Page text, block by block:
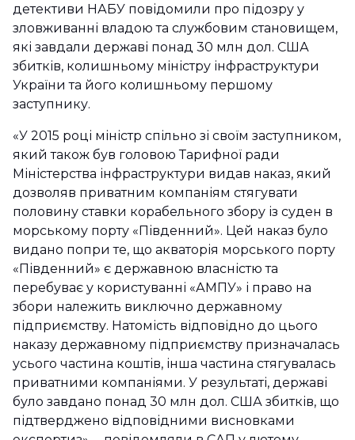
детективи НАБУ повідомили про підозру у
зловживанні владою та службовим становищем,
які завдали державі понад 30 млн дол. США
збитків, колишньому міністру інфраструктури
України та його колишньому першому
заступнику.
«У 2015 році міністр спільно зі своїм заступником,
який також був головою Тарифної ради
Міністерства інфраструктури видав наказ, який
дозволяв приватним компаніям стягувати
половину ставки корабельного збору із суден в
морському порту «Південний». Цей наказ було
видано попри те, що акваторія морського порту
«Південний» є державною власністю та
перебуває у користуванні «АМПУ» і право на
збори належить виключно державному
підприємству. Натомість відповідно до цього
наказу державному підприємству призначалась
усього частина коштів, інша частина стягувалась
приватними компаніями. У результаті, державі
було завдано понад 30 млн дол. США збитків, що
підтверджено відповідними висновками